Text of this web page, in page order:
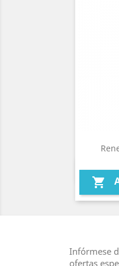

Infórmese
ofertas